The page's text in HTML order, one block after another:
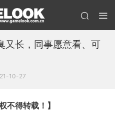
又长，同事愿意看、可
10-27
不得转载！】